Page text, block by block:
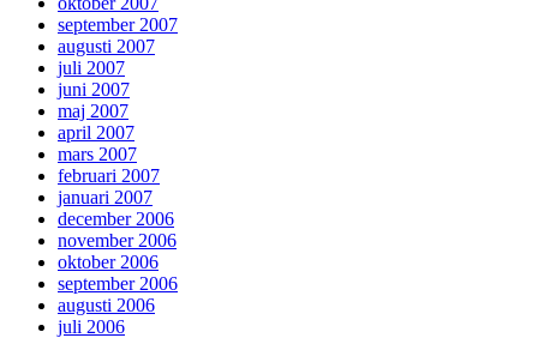
september 2007
augusti 2007
juli 2007
juni 2007
maj 2007
april 2007
mars 2007
februari 2007
januari 2007
december 2006
november 2006
oktober 2006
september 2006
augusti 2006
juli 2006